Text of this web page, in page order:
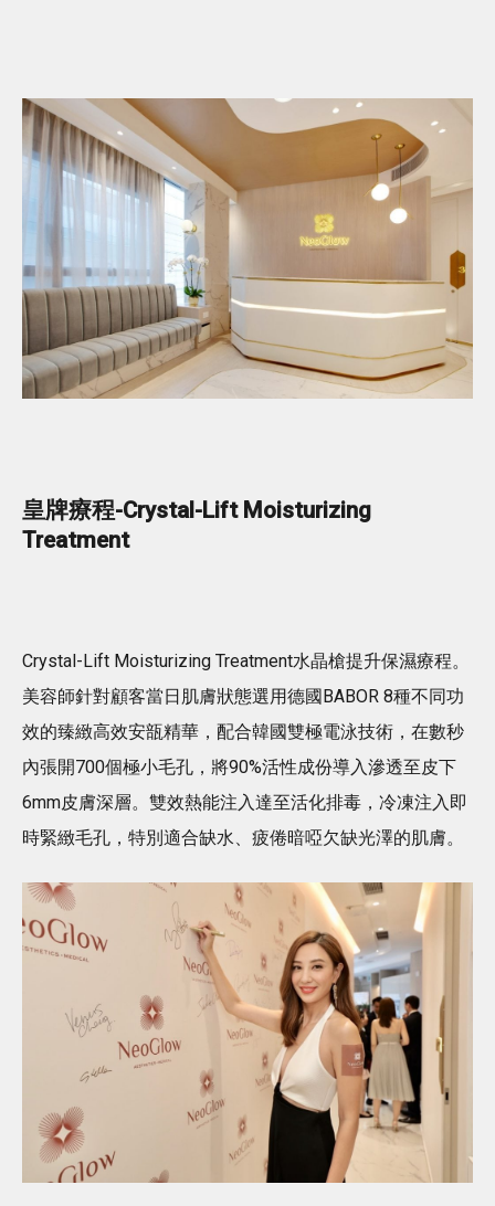
皇牌療程-Crystal-Lift Moisturizing
Treatment
Crystal-Lift Moisturizing Treatment水晶槍提升保濕療程。
美容師針對顧客當日肌膚狀態選用德國BABOR 8種不同功
效的臻緻高效安瓿精華，配合韓國雙極電泳技術，在數秒
內張開700個極小毛孔，將90%活性成份導入滲透至皮下
6mm皮膚深層。雙效熱能注入達至活化排毒，冷凍注入即
時緊緻毛孔，特別適合缺水、疲倦暗啞欠缺光澤的肌膚。